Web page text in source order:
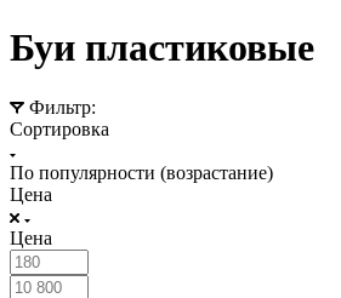
Буи пластиковые
Фильтр:
Сортировка
По популярности (возрастание)
Цена
Цена